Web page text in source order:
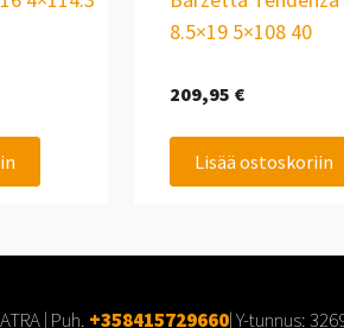
8.5×19 5×108 40
209,95 €
Lisää ostoskoriin
| Puh. +358415729660| Y-tunnus: